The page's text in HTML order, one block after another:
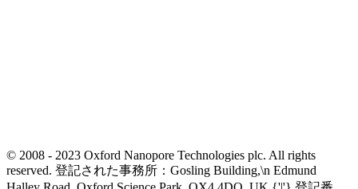
© 2008 - 2023 Oxford Nanopore Technologies plc. All rights
reserved. 登記された事務所：Gosling Building,\n Edmund